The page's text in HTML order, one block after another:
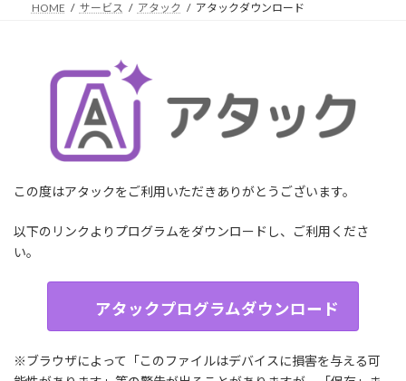
HOME サービス アタック アタックダウンロード
この度はアタックをご利用いただきありがとうございます。
以下のリンクよりプログラムをダウンロードし、ご利用くださ
い。
アタックプログラムダウンロード
※ブラウザによって「このファイルはデバイスに損害を与える可